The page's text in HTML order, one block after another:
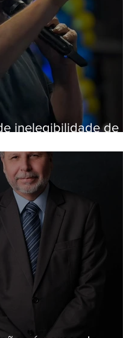
inelegibilidade de